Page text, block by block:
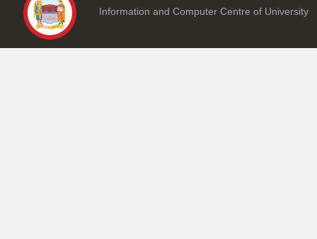
Information and Computer Centre of University